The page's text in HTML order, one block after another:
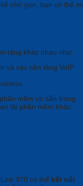
nhỏ gọn, bạn có thể
tảng khác nhau như:
và các nền tảng VoIP
mềm có sẵn trong
tải phần mềm khác.
370 có thể kết nối